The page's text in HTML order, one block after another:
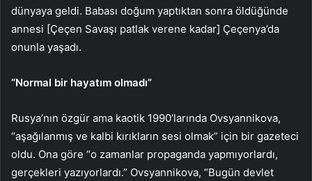
dünyaya geldi. Babası doğum yaptıktan sonra öldüğünde
annesi [Çeçen Savaşı patlak verene kadar] Çeçenya’da
onunla yaşadı.
“Normal bir hayatım olmadı”
Rusya’nın özgür ama kaotik 1990’larında Ovsyannikova,
“aşağılanmış ve kalbi kırıkların sesi olmak” için bir gazeteci
oldu. Ona göre “o zamanlar propaganda yapmıyorlardı,
gerçekleri yazıyorlardı.” Ovsyannikova, “Bugün devlet